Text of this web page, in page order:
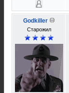
Godkiller
Старожил